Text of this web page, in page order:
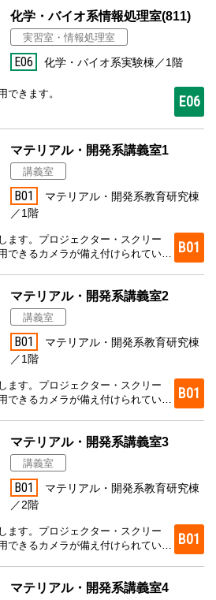
化学・バイオ系情報処理室(811)
実習室・情報処理室
E06 化学・バイオ系実験棟／1階
できます。 E06
マテリアル・開発系講義室1
講義室
B01
マテリアル・開発系教育研究棟
／1階
ます。プロジェクター・スクリー
できるカメラが備え付けられていま
B01
マテリアル・開発系講義室2
講義室
B01
マテリアル・開発系教育研究棟
／1階
ます。プロジェクター・スクリー
できるカメラが備え付けられていま
B01
マテリアル・開発系講義室3
講義室
B01
マテリアル・開発系教育研究棟
／2階
ます。プロジェクター・スクリー
できるカメラが備え付けられていま
B01
マテリアル・開発系講義室4